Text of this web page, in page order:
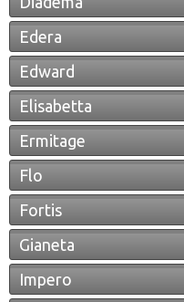
Edera
Edward
Elisabetta
Ermitage
Flo
Fortis
Gianeta
Impero